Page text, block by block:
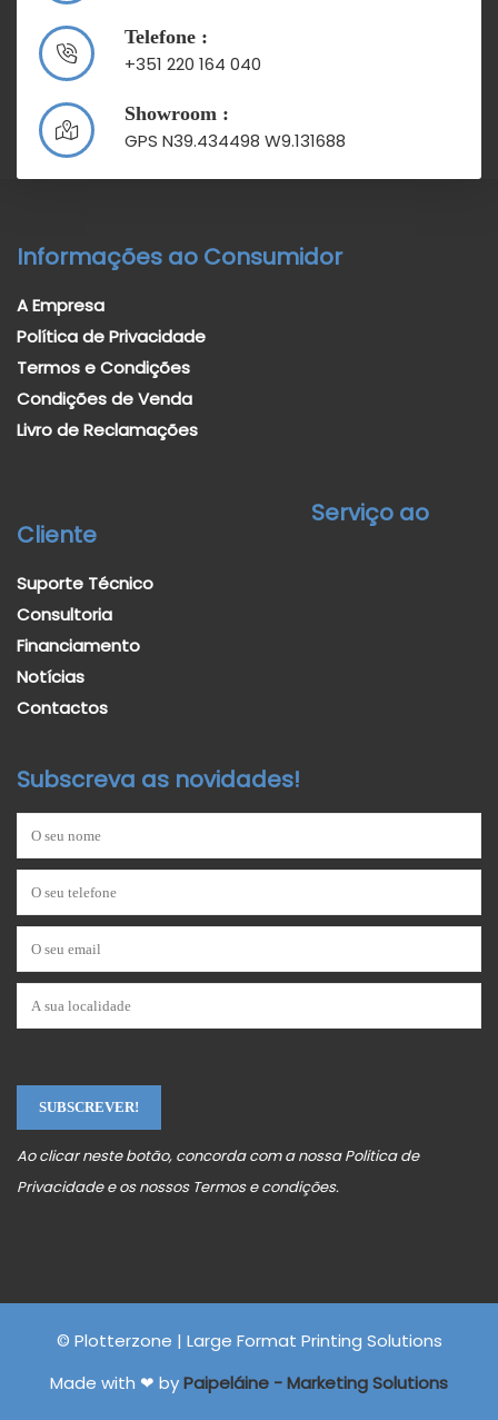
Telefone :
+351 220 164 040
Showroom :
GPS N39.434498 W9.131688
Informações ao Consumidor
A Empresa
Política de Privacidade
Termos e Condições
Condições de Venda
Livro de Reclamações
Serviço ao
Cliente
Suporte Técnico
Consultoria
Financiamento
Notícias
Contactos
Subscreva as novidades!
Ao clicar neste botão, concorda com a nossaPolitica de
Privacidadee os nossos Termos e condições.
© Plotterzone | Large Format Printing Solutions
Made with ❤ byPaipeláine - Marketing Solutions